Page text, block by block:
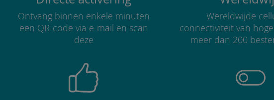
Ontvang binnen enkele minuten
een QR-code via e-mail en scan
deze
Wereldwijde
connectiviteit van
meer dan 200